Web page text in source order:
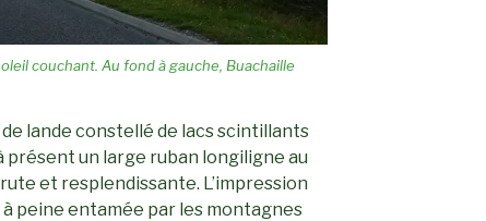
couchant. Au fond à gauche, Buachaille
lande constellé de lacs scintillants
présent un large ruban longiligne au
et resplendissante. L’impression
peine entamée par les montagnes